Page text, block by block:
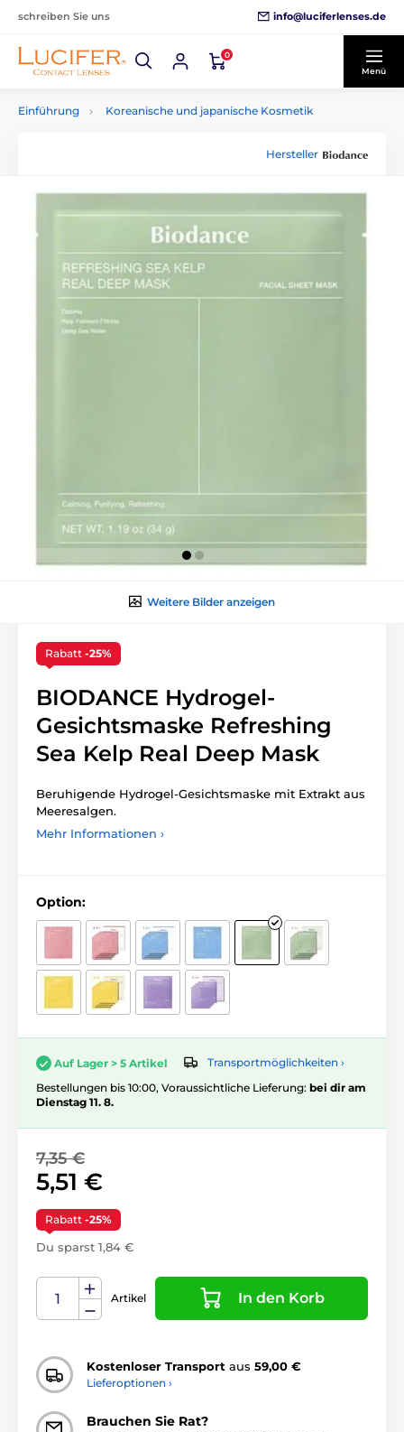
schreiben Sie uns info@luciferlenses.de
0
Menü
Einführung Koreanische und japanische Kosmetik
Hersteller
Weitere Bilder anzeigen
Rabatt -25%
BIODANCE Hydrogel-
Gesichtsmaske Refreshing
Sea Kelp Real Deep Mask
Beruhigende Hydrogel-Gesichtsmaske mit Extrakt aus
Meeresalgen.
Mehr Informationen ›
Option:
Auf Lager > 5 Artikel
Transportmöglichkeiten ›
Bestellungen bis 10:00, Voraussichtliche Lieferung: bei dir am
Dienstag 11. 8.
7,35 €
5,51 €
Rabatt -25%
Du sparst 1,84 €
Artikel In den Korb
Kostenloser Transport aus 59,00 €
Lieferoptionen ›
Brauchen Sie Rat?